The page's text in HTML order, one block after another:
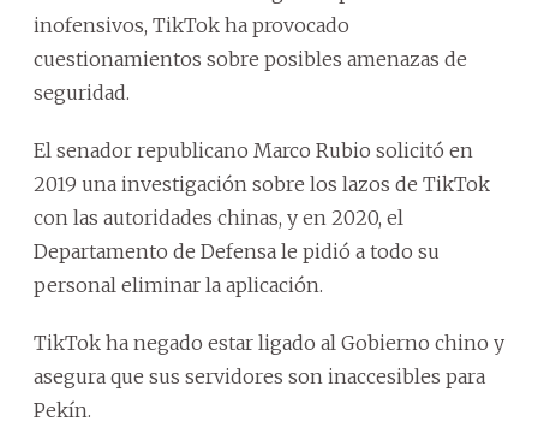
inofensivos, TikTok ha provocado
cuestionamientos sobre posibles amenazas de
seguridad.
El senador republicano Marco Rubio solicitó en
2019 una investigación sobre los lazos de TikTok
con las autoridades chinas, y en 2020, el
Departamento de Defensa le pidió a todo su
personal eliminar la aplicación.
TikTok ha negado estar ligado al Gobierno chino y
asegura que sus servidores son inaccesibles para
Pekín.